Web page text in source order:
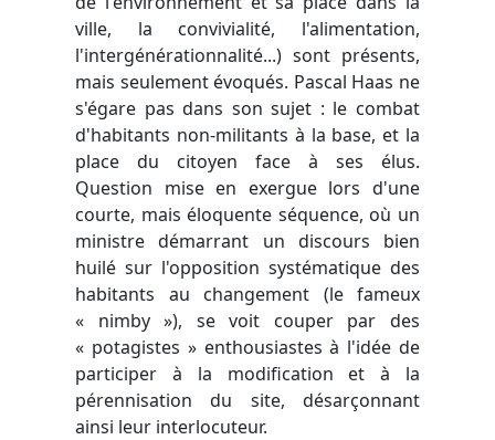
ville, la convivialité, l'alimentation,
l'intergénérationnalité...) sont présents,
mais seulement évoqués. Pascal Haas ne
s'égare pas dans son sujet : le combat
d'habitants non-militants à la base, et la
place du citoyen face à ses élus.
Question mise en exergue lors d'une
courte, mais éloquente séquence, où un
ministre démarrant un discours bien
huilé sur l'opposition systématique des
habitants au changement (le fameux
« nimby »), se voit couper par des
« potagistes » enthousiastes à l'idée de
participer à la modification et à la
pérennisation du site, désarçonnant
ainsi leur interlocuteur.